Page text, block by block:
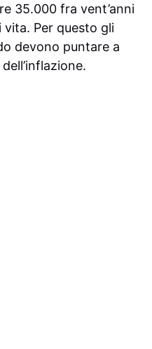
35.000 fra vent’anni
Per questo gli
devono puntare a